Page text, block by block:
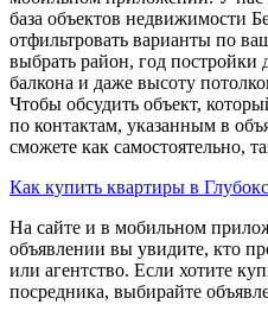
база объектов недвижимости
отфильтровать варианты по
выбрать район, год постройки
балкона и даже высоту
Чтобы обсудить объект,
по контактам, указанным в
сможете как самостоятельно,
Как купить квартиры в
На сайте и в мобильном
объявлении вы увидите, кто
или агентство. Если хотите
посредника, выбирайте